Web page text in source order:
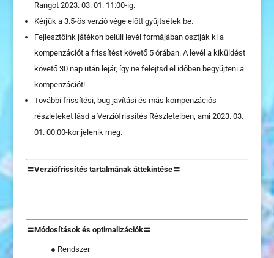
Rangot 2023. 03. 01. 11:00-ig.
Kérjük a 3.5-ös verzió vége előtt gyűjtsétek be.
Fejlesztőink játékon belüli levél formájában osztják ki a
kompenzációt a frissítést követő 5 órában. A levél a kiküldést
követő 30 nap után lejár, így ne felejtsd el időben begyűjteni a
kompenzációt!
További frissítési, bug javítási és más kompenzációs
részleteket lásd a Verziófrissítés Részleteiben, ami 2023. 03.
01. 00:00-kor jelenik meg.
〓Verziófrissítés tartalmának áttekintése〓
〓Módosítások és optimalizációk〓
● Rendszer